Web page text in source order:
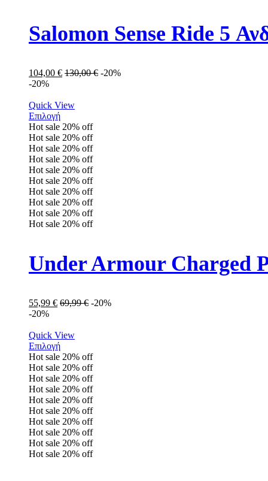
Salomon Sense Ride 5
104,00 € 130,00€ -20%
-20%
Quick View
Επιλογή
Hot sale 20% off
Hot sale 20% off
Hot sale 20% off
Hot sale 20% off
Hot sale 20% off
Hot sale 20% off
Hot sale 20% off
Hot sale 20% off
Hot sale 20% off
Hot sale 20% off
Under Armour Charged
55,99 € 69,99€ -20%
-20%
Quick View
Επιλογή
Hot sale 20% off
Hot sale 20% off
Hot sale 20% off
Hot sale 20% off
Hot sale 20% off
Hot sale 20% off
Hot sale 20% off
Hot sale 20% off
Hot sale 20% off
Hot sale 20% off